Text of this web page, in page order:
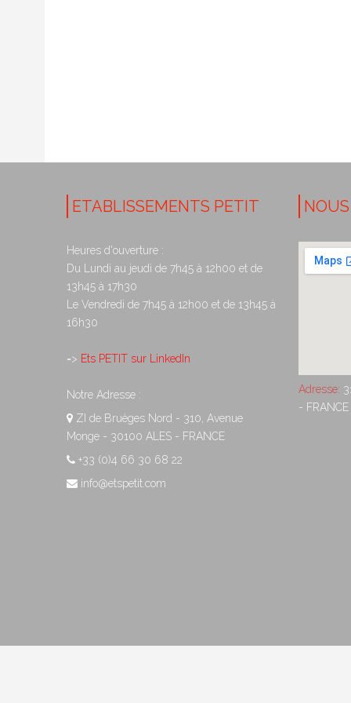
ETABLISSEMENTS PETIT
Heures d'ouverture :
Du Lundi au jeudi de 7h45 à 12h00 et de
13h45 à 17h30
Le Vendredi de 7h45 à 12h00 et de 13h45 à
16h30
=> Ets PETIT sur LinkedIn
Notre Adresse :
ZI de Bruèges Nord - 310, Avenue
Monge - 30100 ALES - FRANCE
+33 (0)4 66 30 68 22
info@etspetit.com
Adresse:
- FRANCE